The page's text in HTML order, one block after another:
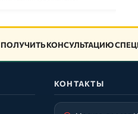
КОНСУЛЬТАЦИЮ
КОНТАКТЫ